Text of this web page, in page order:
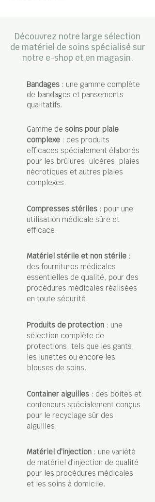
Découvrez notre large sélection
de matériel de soins spécialisé sur
notre e-shop et en magasin.
Bandages : une gamme complète
de bandages et pansements
qualitatifs.
Gamme de soins pour plaie
complexe : des produits
efficaces spécialement élaborés
pour les brûlures, ulcères, plaies
nécrotiques et autres plaies
complexes.
Compresses stériles : pour une
utilisation médicale sûre et
efficace.
Matériel stérile et non stérile :
des fournitures médicales
essentielles de qualité, pour des
procédures médicales réalisées
en toute sécurité.
Produits de protection : une
sélection complète de
protections, tels que les gants,
les lunettes ou encore les
blouses de soins.
Container aiguilles : des boites et
conteneurs spécialement conçus
pour le recyclage sûr des
aiguilles.
Matériel d'injection : une variété
de matériel d'injection de qualité
pour les procédures médicales
et les soins à domicile.